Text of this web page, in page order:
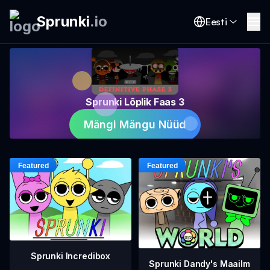
Sprunki.io Eesti
Sprunki Lõplik Faas 3
Mängi Mängu Nüüd
Sprunki Incredibox
Sprunki Dandy's Maailm